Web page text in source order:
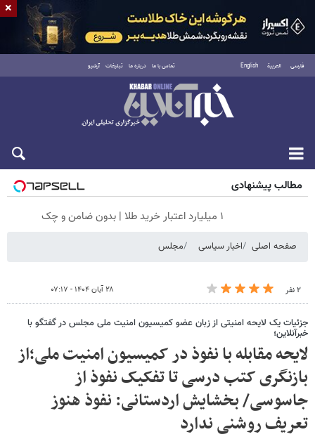
فارسی العربية English تماس با ما درباره ما تبلیغات آرشیو
جمعه ۱۶ مرداد ۱۴۰۵
مطالب پیشنهادی
۱ میلیارد اعتبار خرید طلا | بدون ضامن و چک
صفحه اصلی اخبار سیاسی مجلس
۲ نفر ۲۸ آبان ۱۴۰۴ - ۰۷:۱۷
جزئیات یک لایحه امنیتی از زبان عضو کمیسیون امنیت ملی مجلس در گفتگو با
خبرآنلاین؛
لایحه مقابله با نفوذ در کمیسیون امنیت ملی؛از
بازنگری کتب درسی تا تفکیک نفوذ از
جاسوسی/ بخشایش اردستانی: نفوذ هنوز
تعریف روشنی ندارد
×